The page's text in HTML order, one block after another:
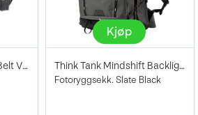
Think Tank Pro Speed Belt V3.0 - L-XL
Kjøp
Think Tank Mindshift Backlight 36L Black
Fotoryggsekk. Slate Black